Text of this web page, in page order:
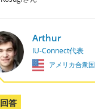
Arthur
IU-Connect代表
アメリカ合衆国
回答